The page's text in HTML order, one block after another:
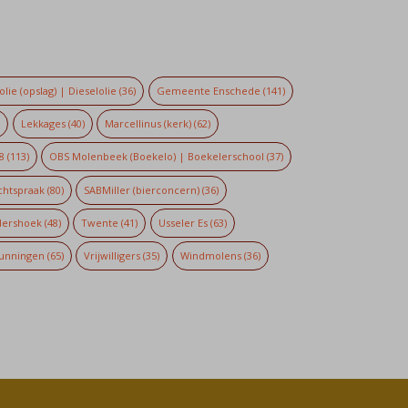
(opslag) | Dieselolie (36) Gemeente Enschede (141)
Lekkages(40) Marcellinus (kerk) (62)
(113) OBS Molenbeek (Boekelo) | Boekelerschool (37)
(80) SABMiller (bierconcern) (36)
(48) Twente (41) Usseler Es(63)
(65) Vrijwilligers (35) Windmolens(36)